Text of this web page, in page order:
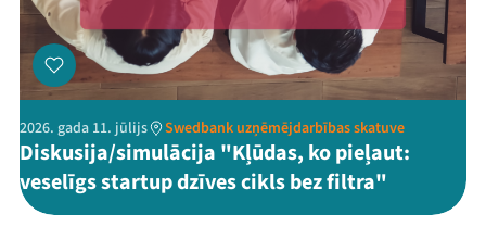
2026. gada 11. jūlijs Swedbank uzņēmējdarbības skatuve
Diskusija/simulācija "Kļūdas, ko pieļaut:
veselīgs startup dzīves cikls bez filtra"